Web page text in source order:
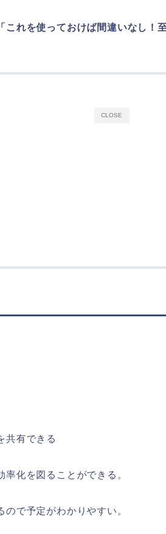
「これを使っておけば間違いなし！
CLOSE
共有できる
化を図ることができる。
で予定がわかりやすい。